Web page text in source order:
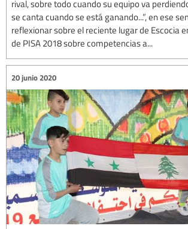
rival, sobre todo cuando su equipo va
se canta cuando se está ganando...”, en ese
reflexionar sobre el reciente lugar de Escocia
de PISA 2018 sobre competencias a...
20 junio 2020